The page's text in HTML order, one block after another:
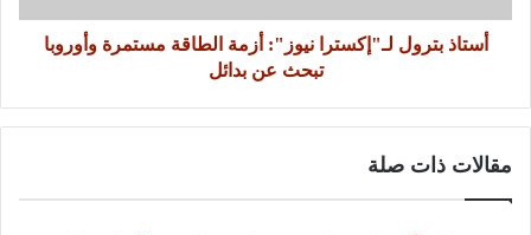
أستاذ بترول لـ"إكسترا نيوز": أزمة الطاقة مستمرة وأوروبا
تبحث عن بدائل
مقالات ذات صلة